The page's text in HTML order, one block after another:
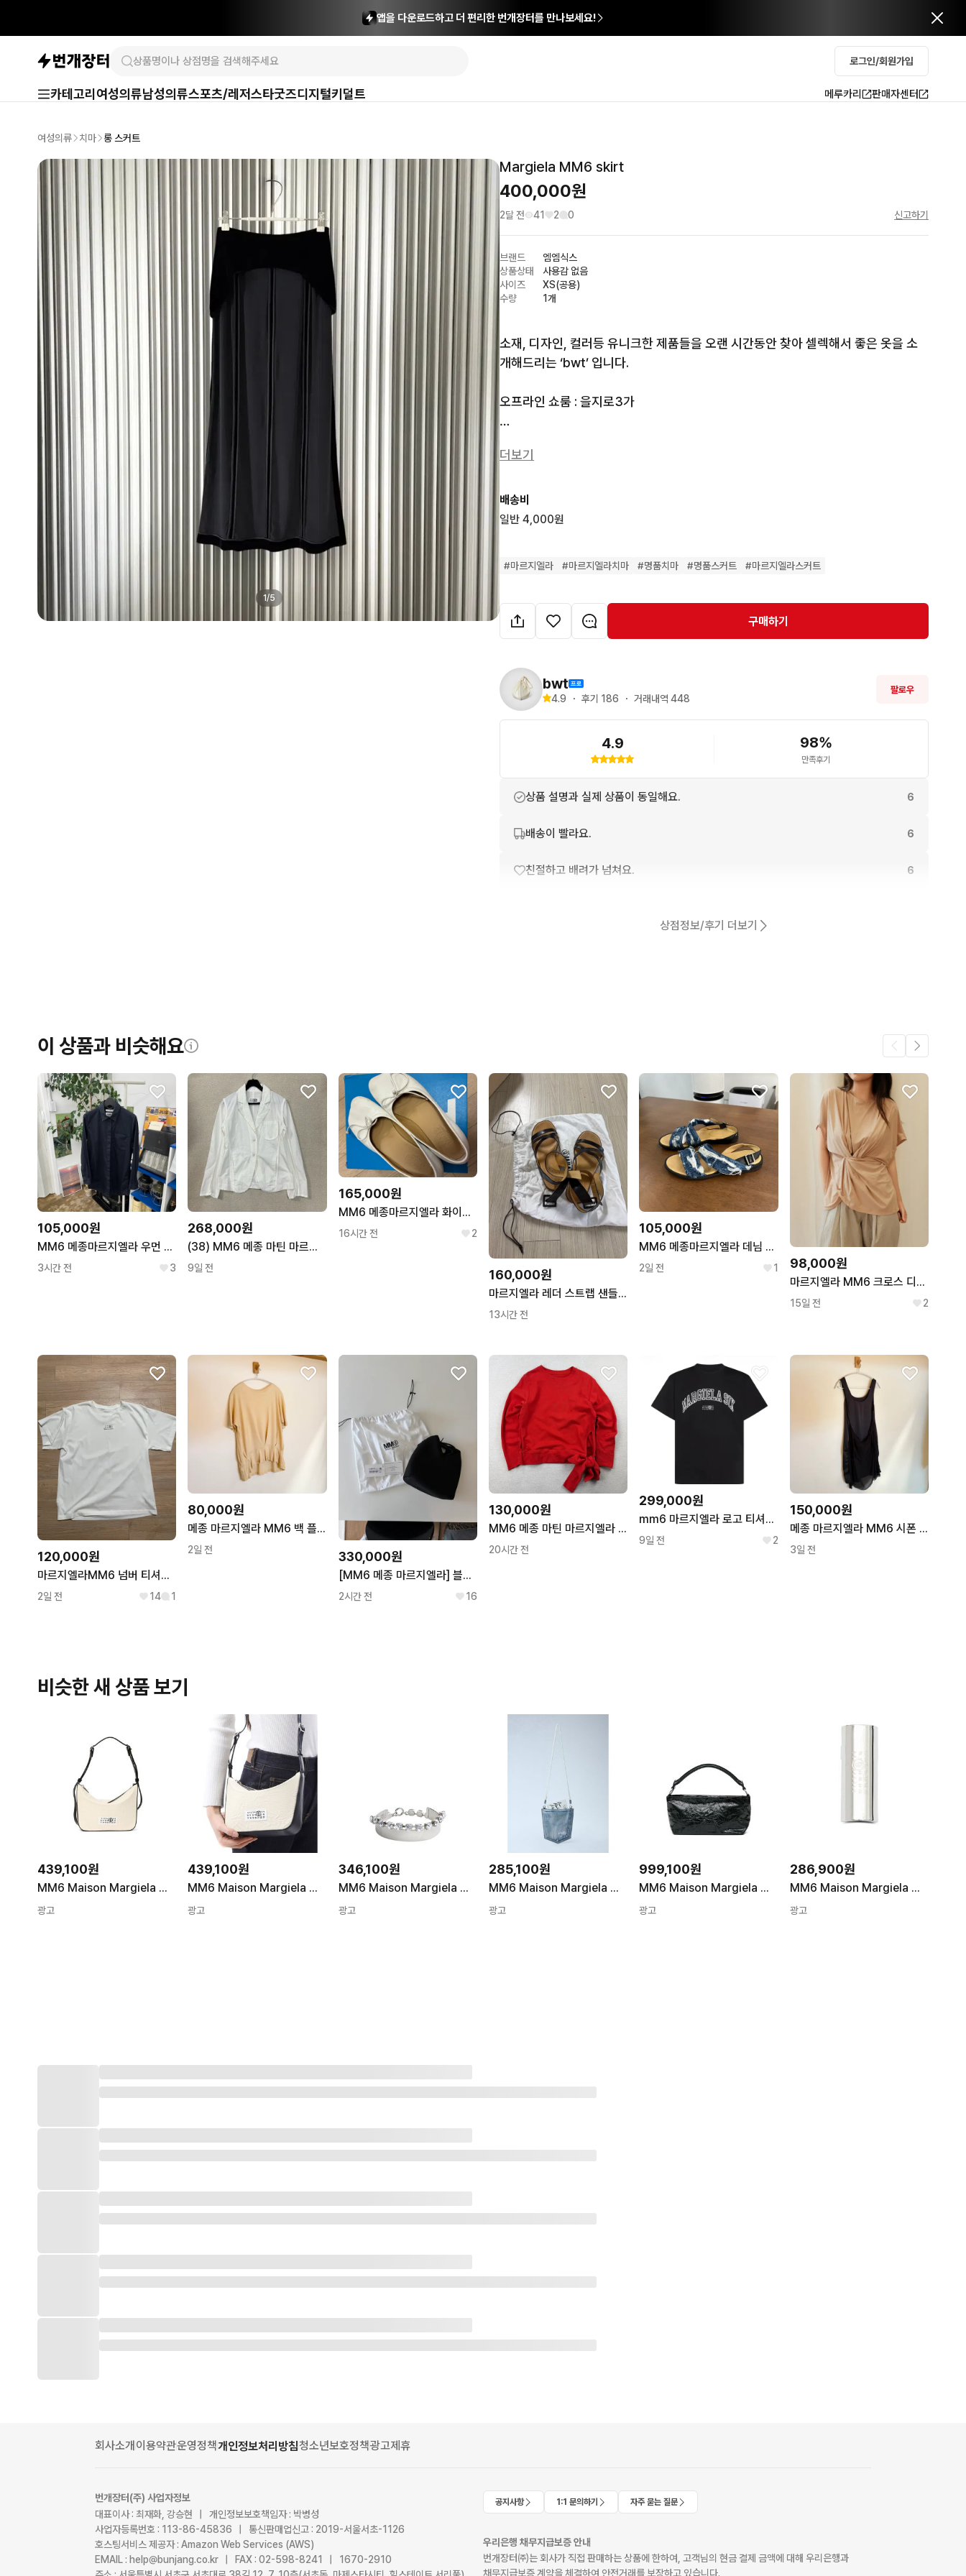
앱을 다운로드하고 더 편리한 번개장터를 만나보세요!
로그인/회원가입
카테고리 여성의류남성의류스포츠/레저스타굿즈디지털키덜트 메루카리 판매자센터
여성의류 치마 롱 스커트
1/5
Margiela MM6 skirt
400,000원
2달 전 41 2 0 신고하기
브랜드
엠엠식스
상품상태
사용감 없음
사이즈
XS(공용)
수량
1개
소재, 디자인, 컬러등 유니크한 제품들을 오랜 시간동안 찾아 셀렉해서 좋은 옷을 소
개해드리는 ‘bwt’ 입니다.
오프라인 쇼룸 : 을지로3가
Size : 36(허리단면33/총장96)
더보기
배송비
일반 4,000원
#마르지엘라 #마르지엘라치마 #명품치마 #명품스커트 #마르지엘라스커트
구매하기
bwt
4.9 ・ 후기 186 ・ 거래내역 448
팔로우
4.9 98%
만족후기
상품 설명과 실제 상품이 동일해요. 6
배송이 빨라요. 6
친절하고 배려가 넘쳐요. 6
상점정보/후기 더보기
이 상품과 비슷해요
105,000원
MM6 메종마르지엘라 우먼 포켓셔츠 40
3시간 전 3
268,000원
(38) MM6 메종 마틴 마르지엘라 화이트 블레이저
9일 전
165,000원
MM6 메종마르지엘라 화이트 리본 플랫슈즈 37
16시간 전 2
160,000원
마르지엘라 레더 스트랩 샌들 mm6
13시간 전
105,000원
MM6 메종마르지엘라 데님 그런지 샌들 38
2일 전 1 98,000원
마르지엘라 MM6 크로스 디테일 블라우스
15일 전 2
120,000원
마르지엘라MM6 넘버 티셔츠 사이즈L
2일 전 14 1
80,000원
메종 마르지엘라 MM6 백 플리츠 드레이프 반팔 티셔츠
2일 전 330,000원
[MM6 메종 마르지엘라] 블랙 토트백
2시간 전 16
130,000원
MM6 메종 마틴 마르지엘라 사이드 리본 풀오버 스웻
20시간 전
299,000원
mm6 마르지엘라 로고 티셔츠 XL
9일 전 2
150,000원
메종 마르지엘라 MM6 시폰 레이어드 슬리브리스 원피스
3일 전
비슷한 새 상품 보기
439,100원
MM6 Maison Margiela 크로스 숄더백 SB5ZH0013 P6994 T2006 여성
광고
439,100원
MM6 Maison Margiela 크로스 숄더백 SB5ZH0013 P6994 T2006 IVORY 여성
광고
346,100원
MM6 Maison Margiela 라인스톤 팔찌 SM6UY0105 P8857951 여성
광고
285,100원
MM6 Maison Margiela 가방 SB6ZH0038 P9060 T6002 BLUE 여성 SS26
광고
999,100원
MM6 Maison Margiela 핸드백 SB5ZH0030P8804 P8804T8013|BLACK BLACK 여성
광고
286,900원
MM6 Maison Margiela 반지 SM7UQ0118P8754 951 SILVER 여성
광고
회사소개이용약관운영정책개인정보처리방침청소년보호정책광고제휴
번개장터(주) 사업자정보
대표이사 : 최재화, 강승현 | 개인정보보호책임자 : 박병성
사업자등록번호 : 113-86-45836 | 통신판매업신고 : 2019-서울서초-1126
호스팅서비스 제공자 : Amazon Web Services (AWS)
EMAIL : help@bunjang.co.kr | FAX : 02-598-8241 | 1670-2910
공지사항 1:1 문의하기 자주 묻는 질문
우리은행 채무지급보증 안내
번개장터㈜는 회사가 직접 판매하는 상품에 한하여, 고객님의 현금 결제 금액에 대해 우리은행과
채무지급보증 계약을 체결하여 안전거래를 보장하고 있습니다.